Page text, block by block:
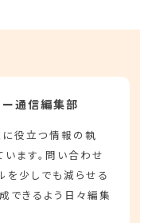
ー通信編集部
役立つ情報の執
います。問い合わせ
を少しでも減らせる
できるよう日々編集